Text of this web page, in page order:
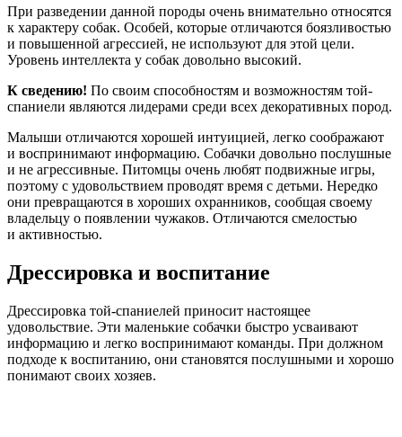
При разведении данной породы очень внимательно относятся
к характеру собак. Особей, которые отличаются боязливостью
и повышенной агрессией, не используют для этой цели.
Уровень интеллекта у собак довольно высокий.
К сведению! По своим способностям и возможностям той-
спаниели являются лидерами среди всех декоративных пород.
Малыши отличаются хорошей интуицией, легко соображают
и воспринимают информацию. Собачки довольно послушные
и не агрессивные. Питомцы очень любят подвижные игры,
поэтому с удовольствием проводят время с детьми. Нередко
они превращаются в хороших охранников, сообщая своему
владельцу о появлении чужаков. Отличаются смелостью
и активностью.
Дрессировка и воспитание
Дрессировка той-спаниелей приносит настоящее
удовольствие. Эти маленькие собачки быстро усваивают
информацию и легко воспринимают команды. При должном
подходе к воспитанию, они становятся послушными и хорошо
понимают своих хозяев.